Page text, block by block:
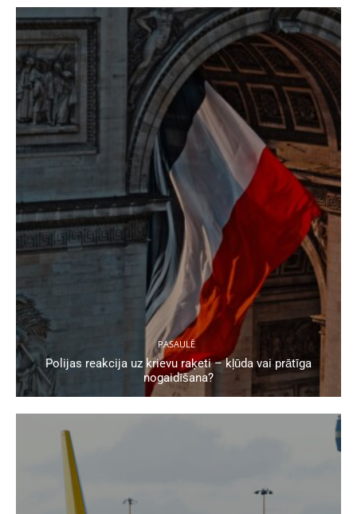
PASAULĒ
Polijas reakcija uz krievu raķeti – kļūda vai prātīga
nogaidīšana?